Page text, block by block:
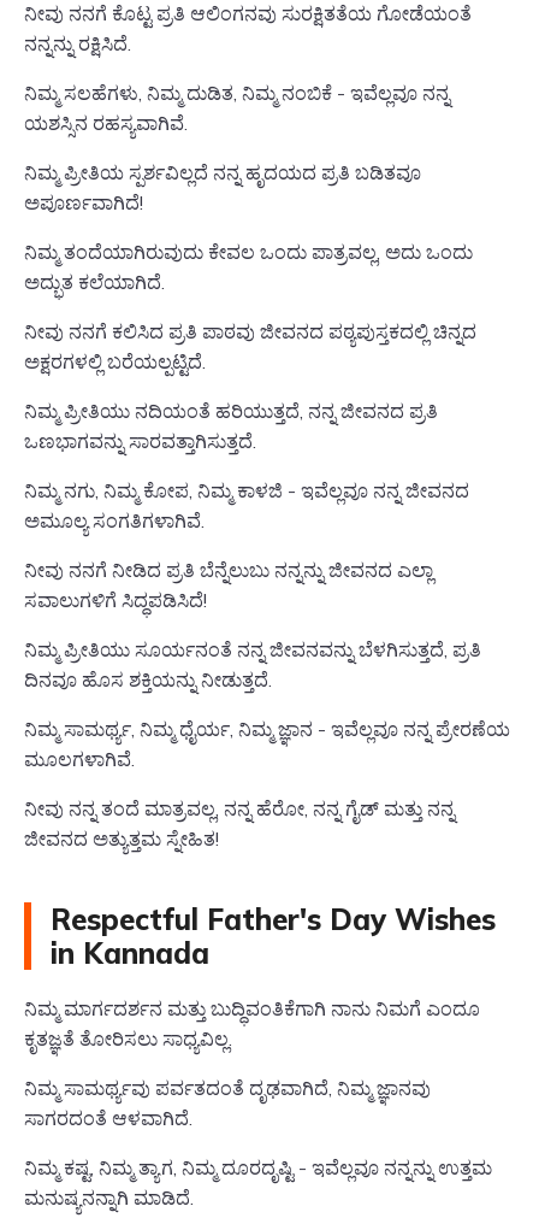
ನೀವು ನನಗೆ ಕೊಟ್ಟ ಪ್ರತಿ ಆಲಿಂಗನವು ಸುರಕ್ಷಿತತೆಯ ಗೋಡೆಯಂತೆ
ನನ್ನನ್ನು ರಕ್ಷಿಸಿದೆ.
ನಿಮ್ಮ ಸಲಹೆಗಳು, ನಿಮ್ಮ ದುಡಿತ, ನಿಮ್ಮ ನಂಬಿಕೆ - ಇವೆಲ್ಲವೂ ನನ್ನ
ಯಶಸ್ಸಿನ ರಹಸ್ಯವಾಗಿವೆ.
ನಿಮ್ಮ ಪ್ರೀತಿಯ ಸ್ಪರ್ಶವಿಲ್ಲದೆ ನನ್ನ ಹೃದಯದ ಪ್ರತಿ ಬಡಿತವೂ
ಅಪೂರ್ಣವಾಗಿದೆ!
ನಿಮ್ಮ ತಂದೆಯಾಗಿರುವುದು ಕೇವಲ ಒಂದು ಪಾತ್ರವಲ್ಲ, ಅದು ಒಂದು
ಅದ್ಭುತ ಕಲೆಯಾಗಿದೆ.
ನೀವು ನನಗೆ ಕಲಿಸಿದ ಪ್ರತಿ ಪಾಠವು ಜೀವನದ ಪಠ್ಯಪುಸ್ತಕದಲ್ಲಿ ಚಿನ್ನದ
ಅಕ್ಷರಗಳಲ್ಲಿ ಬರೆಯಲ್ಪಟ್ಟಿದೆ.
ನಿಮ್ಮ ಪ್ರೀತಿಯು ನದಿಯಂತೆ ಹರಿಯುತ್ತದೆ, ನನ್ನ ಜೀವನದ ಪ್ರತಿ
ಒಣಭಾಗವನ್ನು ಸಾರವತ್ತಾಗಿಸುತ್ತದೆ.
ನಿಮ್ಮ ನಗು, ನಿಮ್ಮ ಕೋಪ, ನಿಮ್ಮ ಕಾಳಜಿ - ಇವೆಲ್ಲವೂ ನನ್ನ ಜೀವನದ
ಅಮೂಲ್ಯ ಸಂಗತಿಗಳಾಗಿವೆ.
ನೀವು ನನಗೆ ನೀಡಿದ ಪ್ರತಿ ಬೆನ್ನೆಲುಬು ನನ್ನನ್ನು ಜೀವನದ ಎಲ್ಲಾ
ಸವಾಲುಗಳಿಗೆ ಸಿದ್ಧಪಡಿಸಿದೆ!
ನಿಮ್ಮ ಪ್ರೀತಿಯು ಸೂರ್ಯನಂತೆ ನನ್ನ ಜೀವನವನ್ನು ಬೆಳಗಿಸುತ್ತದೆ, ಪ್ರತಿ
ದಿನವೂ ಹೊಸ ಶಕ್ತಿಯನ್ನು ನೀಡುತ್ತದೆ.
ನಿಮ್ಮ ಸಾಮರ್ಥ್ಯ, ನಿಮ್ಮ ಧೈರ್ಯ, ನಿಮ್ಮ ಜ್ಞಾನ - ಇವೆಲ್ಲವೂ ನನ್ನ ಪ್ರೇರಣೆಯ
ಮೂಲಗಳಾಗಿವೆ.
ನೀವು ನನ್ನ ತಂದೆ ಮಾತ್ರವಲ್ಲ, ನನ್ನ ಹೆರೋ, ನನ್ನ ಗೈಡ್ ಮತ್ತು ನನ್ನ
ಜೀವನದ ಅತ್ಯುತ್ತಮ ಸ್ನೇಹಿತ!
Respectful Father's Day Wishes
in Kannada
ನಿಮ್ಮ ಮಾರ್ಗದರ್ಶನ ಮತ್ತು ಬುದ್ಧಿವಂತಿಕೆಗಾಗಿ ನಾನು ನಿಮಗೆ ಎಂದೂ
ಕೃತಜ್ಞತೆ ತೋರಿಸಲು ಸಾಧ್ಯವಿಲ್ಲ.
ನಿಮ್ಮ ಸಾಮರ್ಥ್ಯವು ಪರ್ವತದಂತೆ ದೃಢವಾಗಿದೆ, ನಿಮ್ಮ ಜ್ಞಾನವು
ಸಾಗರದಂತೆ ಆಳವಾಗಿದೆ.
ನಿಮ್ಮ ಕಷ್ಟ, ನಿಮ್ಮ ತ್ಯಾಗ, ನಿಮ್ಮ ದೂರದೃಷ್ಟಿ - ಇವೆಲ್ಲವೂ ನನ್ನನ್ನು ಉತ್ತಮ
ಮನುಷ್ಯನನ್ನಾಗಿ ಮಾಡಿದೆ.